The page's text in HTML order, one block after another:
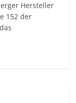
Hersteller
152 der